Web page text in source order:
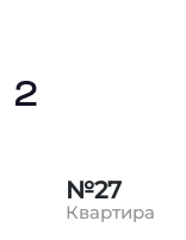
2
№27
Квартира